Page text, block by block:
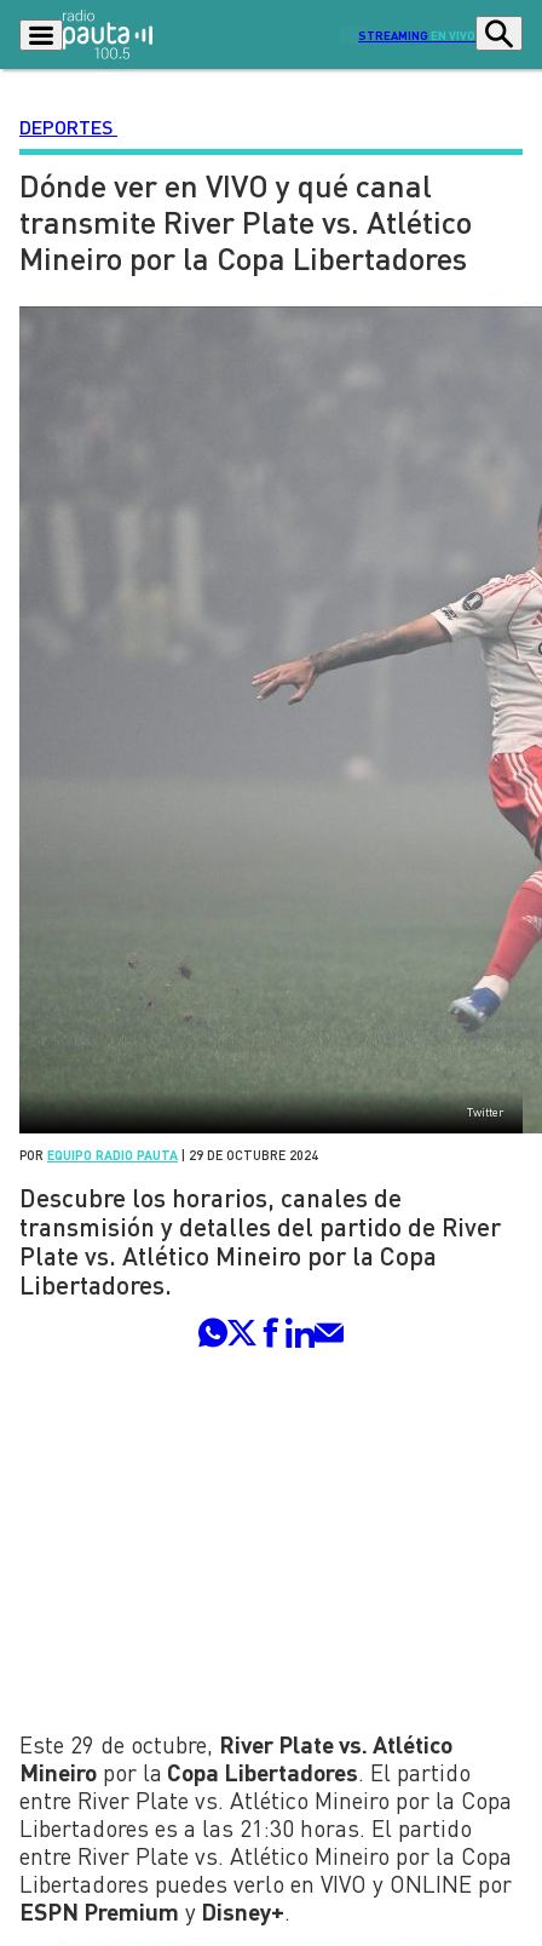
STREAMING EN VIVO
Podcasts Programas
Lo Último Actualidad
Ciudad Economía
Contenido Patrocinado
DEPORTES
Dónde ver en VIVO y qué canal
transmite River Plate vs. Atlético
Mineiro por la Copa Libertadores
Twitter
POR EQUIPO RADIO PAUTA 29 DE OCTUBRE 2024
Descubre los horarios, canales de
transmisión y detalles del partido de River
Plate vs. Atlético Mineiro por la Copa
Libertadores.
Este 29 de octubre, River Plate vs. Atlético
Mineiro por la Copa Libertadores . El partido
entre River Plate vs. Atlético Mineiro por la Copa
Libertadores es a las 21:30 horas. El partido
entre River Plate vs. Atlético Mineiro por la Copa
Libertadores puedes verlo en VIVO y ONLINE por
ESPN Premium y Disney+